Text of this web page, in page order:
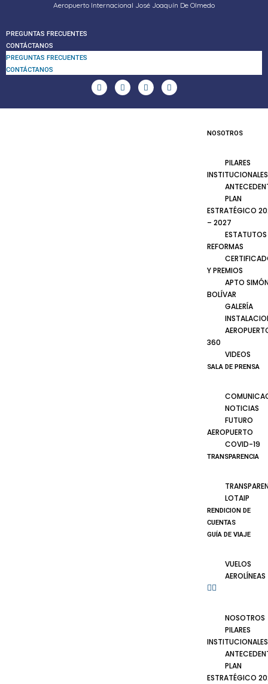
Aeropuerto Internacional José Joaquín De Olmedo
PREGUNTAS FRECUENTES
CONTÁCTANOS
PREGUNTAS FRECUENTES
CONTÁCTANOS
NOSOTROS
PILARES
INSTITUCIONALES
PLAN
ESTRATÉGICO
– 2027
ESTATUTOS
REFORMAS
Y PREMIOS
APTO
BOLÍVAR
GALERÍA
360
VIDEOS
SALA DE PRENSA
NOTICIAS
FUTURO
AEROPUERTO
COVID-19
TRANSPARENCIA
LOTAIP
RENDICION DE
CUENTAS
GUÍA DE VIAJE
VUELOS
AEROLÍNEAS
NOSOTROS
PILARES
INSTITUCIONALES
PLAN
ESTRATÉGICO